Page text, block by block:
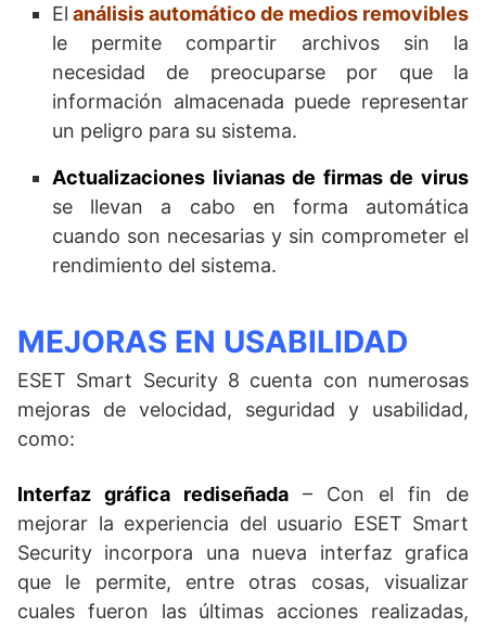
El análisis automático de medios removibles
le permite compartir archivos sin la
necesidad de preocuparse por que la
información almacenada puede representar
un peligro para su sistema.
Actualizaciones livianas de firmas de virus
se llevan a cabo en forma automática
cuando son necesarias y sin comprometer el
rendimiento del sistema.
MEJORAS EN USABILIDAD
ESET Smart Security 8 cuenta con numerosas
mejoras de velocidad, seguridad y usabilidad,
como:
Interfaz gráfica rediseñada – Con el fin de
mejorar la experiencia del usuario ESET Smart
Security incorpora una nueva interfaz grafica
que le permite, entre otras cosas, visualizar
cuales fueron las últimas acciones realizadas,